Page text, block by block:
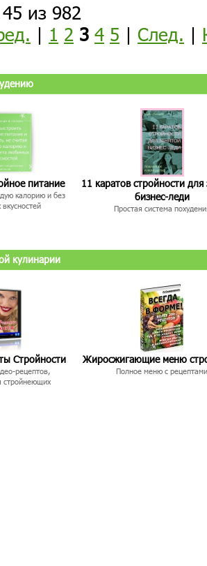
из 982
| 1 2 3 4 5 | След. |
питание
калорию и без
11 каратов стройности для
бизнес-леди
Простая система
кулинарии
Стройности
рецептов,
стройнеющих
Жиросжигающие меню
Полное меню с рецептами